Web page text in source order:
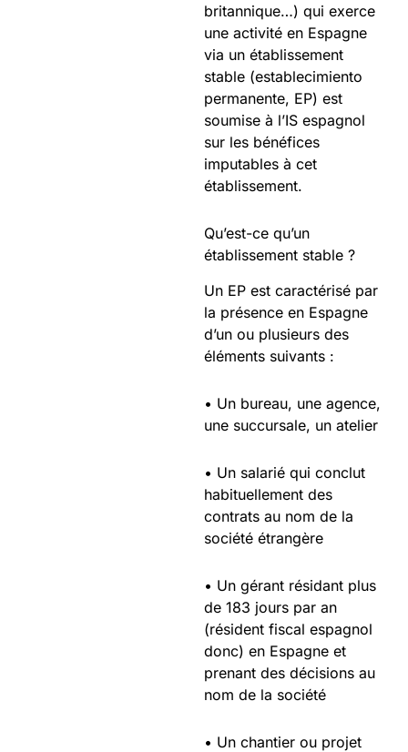
britannique…) qui exerce
une activité en Espagne
via un établissement
stable (establecimiento
permanente, EP) est
soumise à l’IS espagnol
sur les bénéfices
imputables à cet
établissement.
Qu’est-ce qu’un
établissement stable ?
Un EP est caractérisé par
la présence en Espagne
d’un ou plusieurs des
éléments suivants :
• Un bureau, une agence,
une succursale, un atelier
• Un salarié qui conclut
habituellement des
contrats au nom de la
société étrangère
• Un gérant résidant plus
de 183 jours par an
(résident fiscal espagnol
donc) en Espagne et
prenant des décisions au
nom de la société
• Un chantier ou projet